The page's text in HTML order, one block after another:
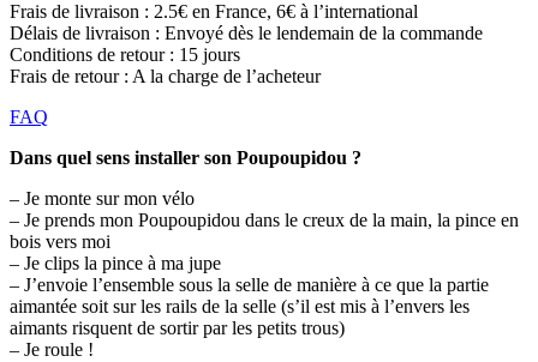
Frais de livraison : 2.5€ en France, 6€ à l’international
Délais de livraison : Envoyé dès le lendemain de la commande
Conditions de retour : 15 jours
Frais de retour : A la charge de l’acheteur
FAQ
Dans quel sens installer son Poupoupidou ?
– Je monte sur mon vélo
– Je prends mon Poupoupidou dans le creux de la main, la pince en
bois vers moi
– Je clips la pince à ma jupe
– J’envoie l’ensemble sous la selle de manière à ce que la partie
aimantée soit sur les rails de la selle (s’il est mis à l’envers les
aimants risquent de sortir par les petits trous)
– Je roule !